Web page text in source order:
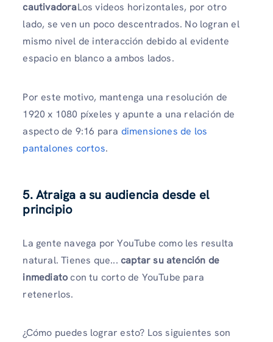
cautivadoraLos videos horizontales, por otro
lado, se ven un poco descentrados. No logran el
mismo nivel de interacción debido al evidente
espacio en blanco a ambos lados.
Por este motivo, mantenga una resolución de
1920 x 1080 píxeles y apunte a una relación de
aspecto de 9:16 para dimensiones de los
pantalones cortos.
5. Atraiga a su audiencia desde el
principio
La gente navega por YouTube como les resulta
natural. Tienes que... captar su atención de
inmediatocon tu corto de YouTube para
retenerlos.
¿Cómo puedes lograr esto? Los siguientes son